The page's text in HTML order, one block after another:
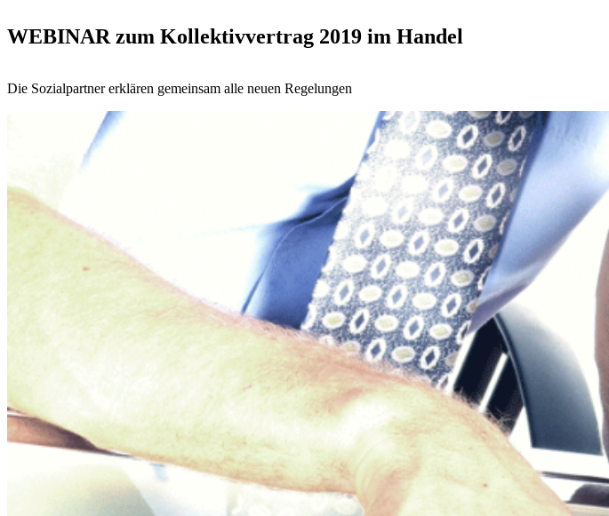
WEBINAR zum Kollektivvertrag 2019 im Handel
Die Sozialpartner erklären gemeinsam alle neuen Regelungen